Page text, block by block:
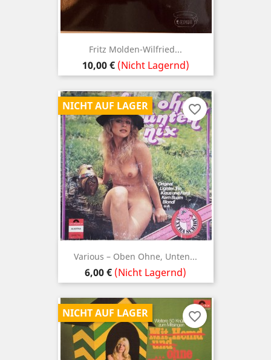
Fritz Molden-Wilfried...
Preis
10,00 € (Nicht Lagernd)
Various – Oben Ohne, Unten...
Preis
6,00 € (Nicht Lagernd)
NICHT AUF LAGER favorite_border
NICHT AUF LAGER favorite_border